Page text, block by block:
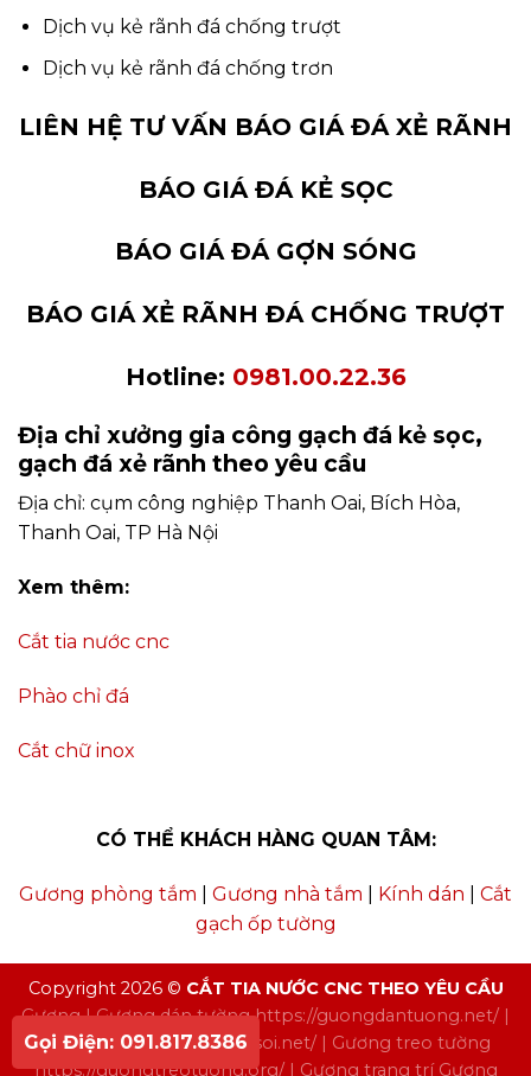
Dịch vụ kẻ rãnh đá chống trượt
Dịch vụ kẻ rãnh đá chống trơn
LIÊN HỆ TƯ VẤN BÁO GIÁ ĐÁ XẺ RÃNH
BÁO GIÁ ĐÁ KẺ SỌC
BÁO GIÁ ĐÁ GỢN SÓNG
BÁO GIÁ XẺ RÃNH ĐÁ CHỐNG TRƯỢT
Hotline: 0981.00.22.36
Địa chỉ xưởng gia công gạch đá kẻ sọc,
gạch đá xẻ rãnh theo yêu cầu
Địa chỉ: cụm công nghiệp Thanh Oai, Bích Hòa,
Thanh Oai, TP Hà Nội
Xem thêm:
Cắt tia nước cnc
Phào chỉ đá
Cắt chữ inox
CÓ THỂ KHÁCH HÀNG QUAN TÂM:
Gương phòng tắm Gương nhà tắm Kính dán
Cắt
gạch ốp tường
Copyright 2026 © CẮT TIA NƯỚC CNC THEO YÊU CẦU
Gương| Gương dán tườnghttps://guongdantuong.net/ |
Gương soihttps://guongsoi.net/| Gương treo tường
https://guongtreotuong.org/| Gương trang trí Gương
Gọi Điện: 091.817.8386